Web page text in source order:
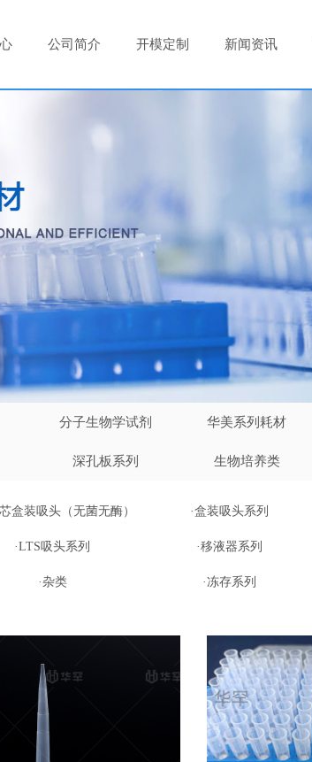
公司简介 开模定制 新闻资讯
分子生物学试剂 华美系列耗材
深孔板系列 生物培养类
盒装吸头（无菌无酶） ·盒装吸头系列
·LTS吸头系列 ·移液器系列
·杂类 ·冻存系列